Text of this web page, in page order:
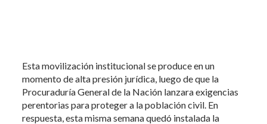
Esta movilización institucional se produce en un
momento de alta presión jurídica, luego de que la
Procuraduría General de la Nación lanzara exigencias
perentorias para proteger a la población civil. En
respuesta, esta misma semana quedó instalada la